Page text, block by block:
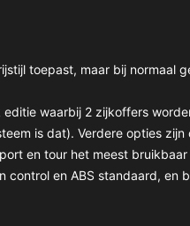
toepast, maar bij normaal
waarbij 2 zijkoffers
is dat). Verdere opties zijn
en tour het meest bruikbaar
control en ABS standaard, en